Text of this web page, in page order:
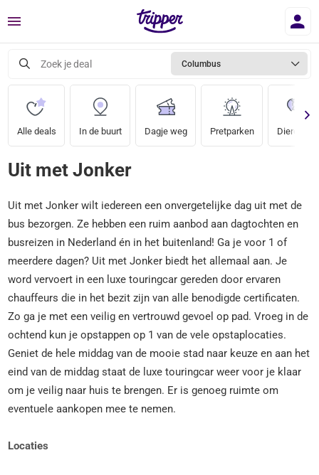
Menu
Zoek je deal Columbus
Alle deals In de buurt Dagje weg Pretparken Dierentuin
Uit met Jonker
Uit met Jonker wilt iedereen een onvergetelijke dag uit met de
bus bezorgen. Ze hebben een ruim aanbod aan dagtochten en
busreizen in Nederland én in het buitenland! Ga je voor 1 of
meerdere dagen? Uit met Jonker biedt het allemaal aan. Je
word vervoert in een luxe touringcar gereden door ervaren
chauffeurs die in het bezit zijn van alle benodigde certificaten.
Zo ga je met een veilig en vertrouwd gevoel op pad. Vroeg in de
ochtend kun je opstappen op 1 van de vele opstaplocaties.
Geniet de hele middag van de mooie stad naar keuze en aan het
eind van de middag staat de luxe touringcar weer voor je klaar
om je veilig naar huis te brengen. Er is genoeg ruimte om
eventuele aankopen mee te nemen.
Locaties